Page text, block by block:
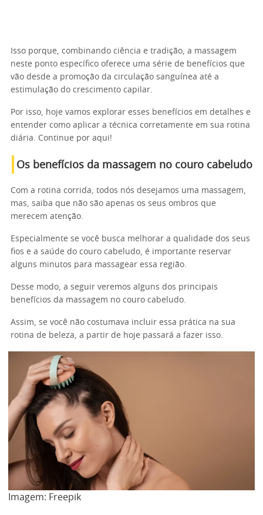
Isso porque, combinando ciência e tradição, a massagem
neste ponto específico oferece uma série de benefícios que
vão desde a promoção da circulação sanguínea até a
estimulação do crescimento capilar.
Por isso, hoje vamos explorar esses benefícios em detalhes e
entender como aplicar a técnica corretamente em sua rotina
diária. Continue por aqui!
Os benefícios da massagem no couro cabeludo
Com a rotina corrida, todos nós desejamos uma massagem,
mas, saiba que não são apenas os seus ombros que
merecem atenção.
Especialmente se você busca melhorar a qualidade dos seus
fios e a saúde do couro cabeludo, é importante reservar
alguns minutos para massagear essa região.
Desse modo, a seguir veremos alguns dos principais
benefícios da massagem no couro cabeludo.
Assim, se você não costumava incluir essa prática na sua
rotina de beleza, a partir de hoje passará a fazer isso.
Imagem: Freepik